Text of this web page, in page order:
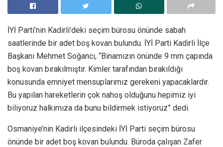
İYİ Parti’nin Kadirli’deki seçim bürosu önünde sabah
saatlerinde bir adet boş kovan bulundu. İYİ Parti Kadirli İlçe
Başkanı Mehmet Soğancı, “Binamızın önünde 9 mm çapında
boş kovan bırakılmıştır. Kimler tarafından bırakıldığı
konusunda emniyet mensuplarımız gerekeni yapacaklardır.
Bu yapılan hareketlerin çok nahoş olduğunu hepimiz iyi
biliyoruz halkımıza da bunu bildirmek istiyoruz” dedi.
Osmaniye’nin Kadirli ilçesindeki İYİ Parti seçim bürosu
önünde bir adet boş kovan bulundu. Büroda çalışan Zafer